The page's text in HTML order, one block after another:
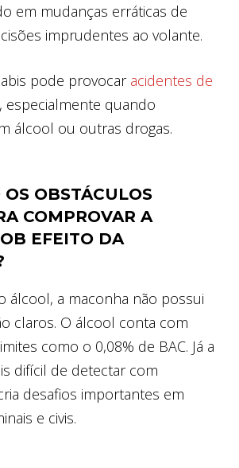
em mudanças erráticas de
imprudentes ao volante.
pode provocar acidentes de
, especialmente quando
álcool ou outras drogas.
OBSTÁCULOS
COMPROVAR A
EFEITO DA
álcool, a maconha não possui
claros. O álcool conta com
como o 0,08% de BAC. Já a
difícil de detectar com
desafios importantes em
e civis.